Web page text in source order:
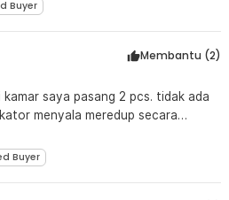
Buyer
Membantu (2)
saya pasang 2 pcs. tidak ada
menyala meredup secara
Buyer